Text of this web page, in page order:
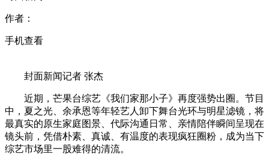
作者：
手机查看
封面新闻记者 张杰
近期，芒果台综艺《我们家那小子》再度强势出圈。节目
中，夏之光、余承恩等年轻艺人卸下舞台光环与明星滤镜，将
最真实的原生家庭图景、代际沟通日常、亲情陪伴瞬间呈现在
镜头前，凭借朴素、真诚、有温度的表现疯狂圈粉，成为当下
综艺市场里一股难得的清流。